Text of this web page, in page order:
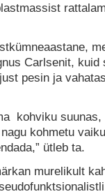
Carlsenit, kuid
pesin ja
kohviku suunas,
kohmetu
ütleb ta.
murelikult